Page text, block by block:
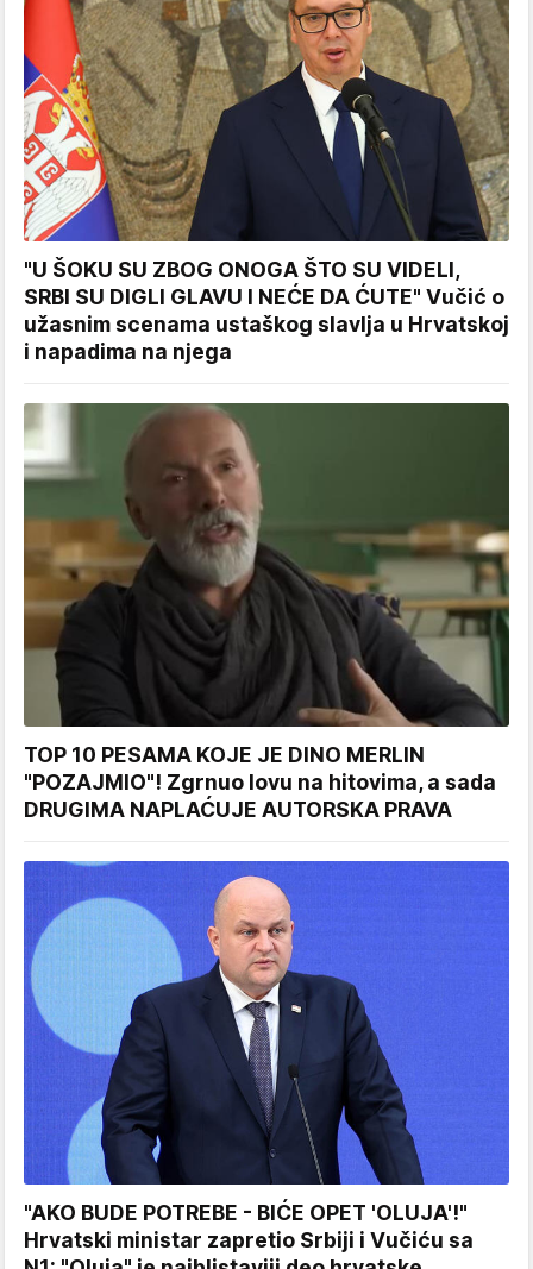
"U ŠOKU SU ZBOG ONOGA ŠTO SU VIDELI,
SRBI SU DIGLI GLAVU I NEĆE DA ĆUTE" Vučić o
užasnim scenama ustaškog slavlja u Hrvatskoj
i napadima na njega
TOP 10 PESAMA KOJE JE DINO MERLIN
"POZAJMIO"! Zgrnuo lovu na hitovima, a sada
DRUGIMA NAPLAĆUJE AUTORSKA PRAVA
"AKO BUDE POTREBE - BIĆE OPET 'OLUJA'!"
Hrvatski ministar zapretio Srbiji i Vučiću sa